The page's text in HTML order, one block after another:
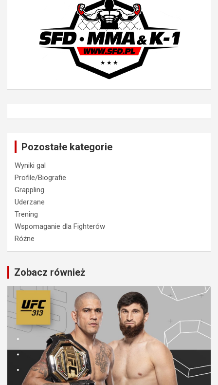
Pozostałe kategorie
Wyniki gal
Profile/Biografie
Grappling
Uderzane
Trening
Wspomaganie dla Fighterów
Różne
Zobacz również